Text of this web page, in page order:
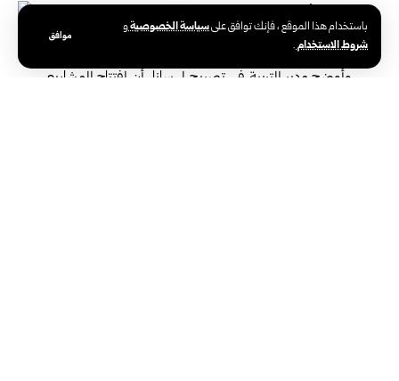
باستخدام هذا الموقع ، فإنك توافق علىسياسة الخصوصيةو
شروط الاستخدام.
موافق
وأوضح مدير التربية في تصريح لـ سانا، أن افتتاح المشاريع